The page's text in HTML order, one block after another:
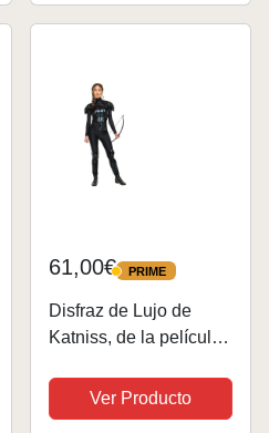
Disfraces de
61,00€ PRIME
PRIME
Disfraz de Lujo de
Katniss, de la película
Hambre», de Rubie'S,
Talla Grande (Pecho
Ver Producto